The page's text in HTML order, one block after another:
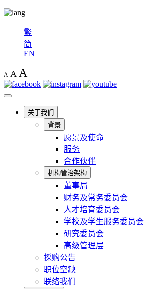
繁
简
EN
A A A
关于我们
背景
愿景及使命
服务
合作伙伴
机构管治架构
董事局
财务及常务委员会
人才培育委员会
学校及学生服务委员会
研究委员会
高级管理层
採购公告
职位空缺
联络我们